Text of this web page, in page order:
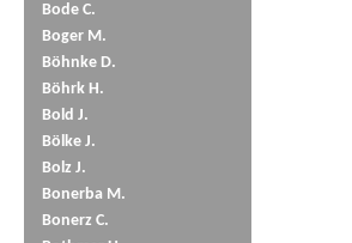
Bode C.
Boger M.
Böhnke D.
Böhrk H.
Bold J.
Bölke J.
Bolz J.
Bonerba M.
Bonerz C.